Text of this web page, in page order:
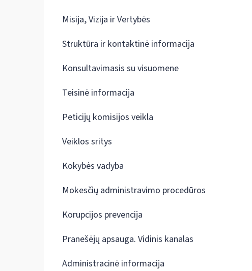
Misija, Vizija ir Vertybės
Struktūra ir kontaktinė informacija
Konsultavimasis su visuomene
Teisinė informacija
Peticijų komisijos veikla
Veiklos sritys
Kokybės vadyba
Mokesčių administravimo procedūros
Korupcijos prevencija
Pranešėjų apsauga. Vidinis kanalas
Administracinė informacija